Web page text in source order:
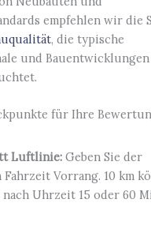
empfehlen wir die
, die typische
und
für Ihre
Luftlinie:Geben Sie der
Fahrzeit Vorrang. 10 km
nach Uhrzeit 15 oder 60